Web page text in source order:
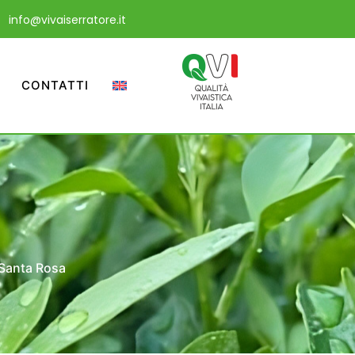
info@vivaiserratore.it
CONTATTI
Rosa